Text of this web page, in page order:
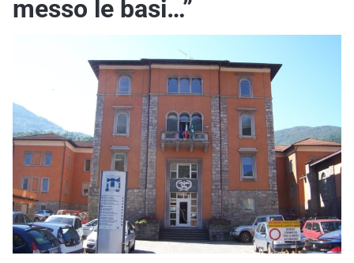
messo le basi…”